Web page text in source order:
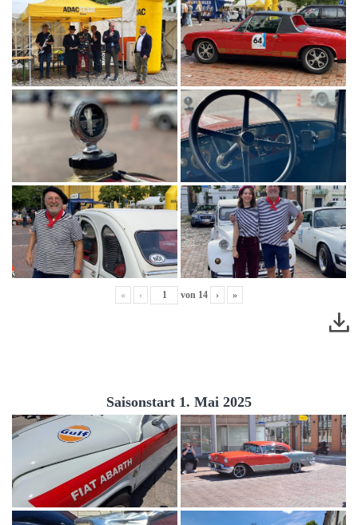
« ‹ von 14 › »
Saisonstart 1. Mai 2025